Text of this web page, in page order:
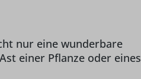
nur eine wunderbare
einer Pflanze oder eines